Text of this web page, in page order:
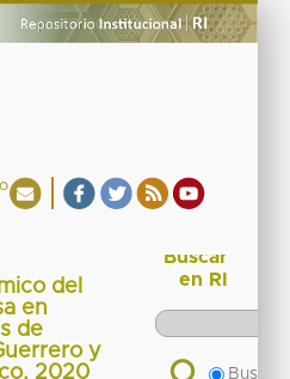
del
en
de
y
2020
Buscar
en RI
Buscar